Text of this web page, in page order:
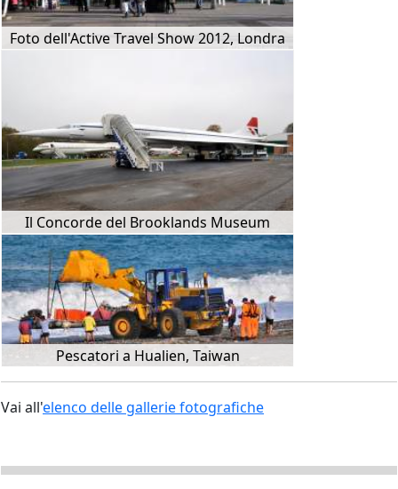
Foto dell'Active Travel Show 2012, Londra
Il Concorde del Brooklands Museum
Pescatori a Hualien, Taiwan
Vai all'elenco delle gallerie fotografiche